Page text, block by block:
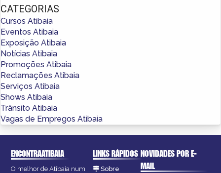
CATEGORIAS
Cursos Atibaia
Eventos Atibaia
Exposição Atibaia
Notícias Atibaia
Promoções Atibaia
Reclamações Atibaia
Serviços Atibaia
Shows Atibaia
Trânsito Atibaia
Vagas de Empregos Atibaia
ENCONTRAATIBAIA
O melhor de Atibaia num
LINKS RÁPIDOS
Sobre
NOVIDADES POR E-
MAIL